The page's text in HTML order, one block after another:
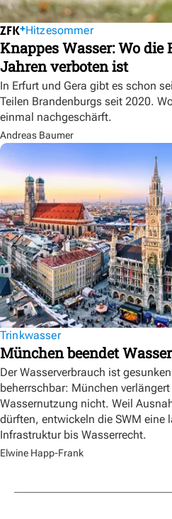
Hitzesommer
Knappes Wasser: Wo
Jahren verboten ist
In Erfurt und Gera gibt es schon
Teilen Brandenburgs seit 2020.
einmal nachgeschärft.
Andreas Baumer
Trinkwasser
München beendet
Der Wasserverbrauch ist
beherrschbar: München
Wassernutzung nicht. Weil
dürften, entwickeln die SWM eine
Infrastruktur bis Wasserrecht.
Elwine Happ-Frank